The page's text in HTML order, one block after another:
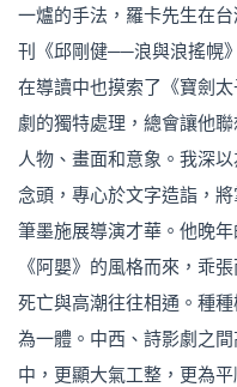
一爐的手法，羅卡先生在
刊《邱剛健──浪與浪搖幌
在導讀中也摸索了《寶劍
劇的獨特處理，總會讓他
人物、畫面和意象。我深
念頭，專心於文字造詣，
筆墨施展導演才華。他晚
《阿嬰》的風格而來，乖
死亡與高潮往往相通。種
為一體。中西、詩影劇之
中，更顯大氣工整，更為平